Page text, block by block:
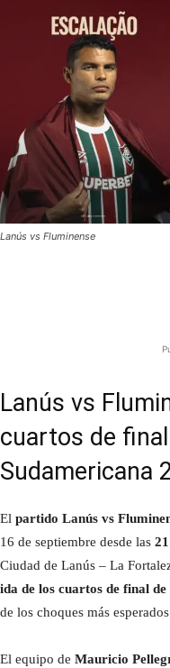
Lanús vs Fluminense
Lanús vs
cuartos de
Sudamericana
El partido Lanús vs
16 de septiembre desde las
Ciudad de Lanús – La
ida de los cuartos de final de
de los choques más
El equipo de Mauricio